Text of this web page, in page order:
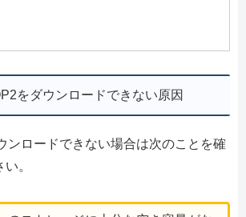
をダウンロードできない原因
ンロードできない場合は次のことを確
。